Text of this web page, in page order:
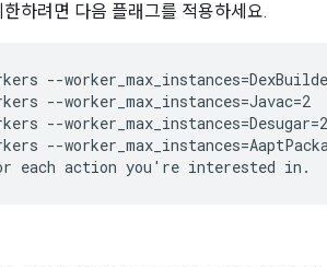
하려면 다음 플래그를 적용하세요.
--
--worker_max_instances=Javac=2
--